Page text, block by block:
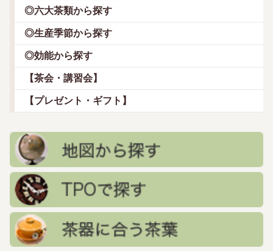
◎六大茶類から探す
◎生産季節から探す
◎効能から探す
【茶会・講習会】
【プレゼント・ギフト】